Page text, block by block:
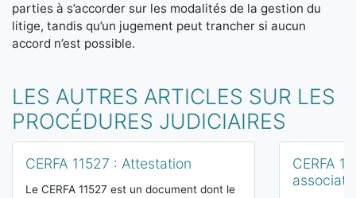
parties à s’accorder sur les modalités de la gestion du
litige, tandis qu’un jugement peut trancher si aucun
accord n’est possible.
LES AUTRES ARTICLES SUR LES
PROCÉDURES JUDICIAIRES
CERFA 11527 : Attestation
Le CERFA 11527 est un document dont le
CERFA